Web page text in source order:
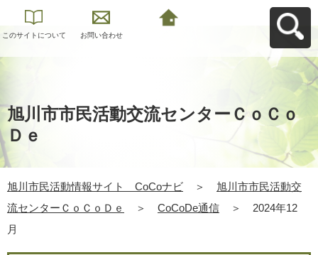
このサイトについて お問い合わせ
旭川市市民活動交流センターＣｏＣｏ
Ｄｅ
旭川市民活動情報サイト CoCoナビ ＞
旭川市市民活動交
流センターＣｏＣｏＤｅ
＞ CoCoDe通信 ＞
2024年12
月